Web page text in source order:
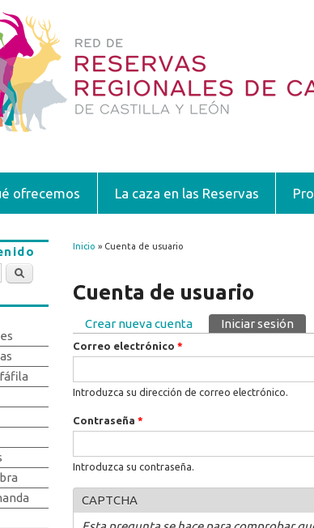
ofrecemos La caza en las Reservas
Se encuentra usted aquí
Inicio » Cuenta de usuario
Cuenta de usuario
Solapas principales
Crear nueva cuenta Iniciar sesión
Correo electrónico *
Introduzca su dirección de correo electrónico.
Contraseña *
Introduzca su contraseña.
CAPTCHA
Buscar